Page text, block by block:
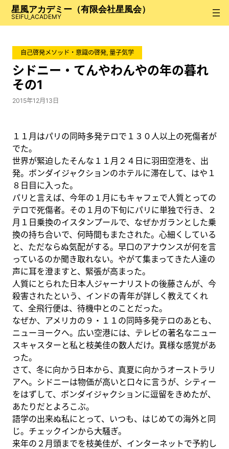
星風アカデミー（有限会社星風会）
SEIFU_ACADEMY
自己啓発メソッド・意識の啓発, 量子気学
シドニー・てんやわんやの年の暮れ
その1
2015年12月13日
１１月はパリの同時多発テロで１３０人以上の死傷者が
でた。
世界が緊迫したそんな１１月２４日に羽田空港を、出
発。ボンダイジャクションのホテルに滞在して、はや１
８日目に入った。
パリと言えば、今年の１月にもキャフェで人質とっての
テロで死傷者。その１月の下旬にパリに単独で行き、２
月１日乗換のイスタンプールで、なぜかガランとした乗
換の持ち合いで、何時間もまたされた。心細くしている
と、ただならぬ気配がする。早口のアナウンスが何を言
っているのか聞き取れない。やがて集まってきた人達の
声に耳を澄ますと、緊張が高まった。
人質にとられた日本人ジャーナリストの後藤さんが、今
殺害されたという、インドの青年が詳しく教えてくれ
て、全飛行便は、待機中とのことだった。
なぜか、アメリカの９・１１の同時多発テロのあとも、
ニューヨークへ。広い空港には、テレビの著名なニュー
スキャスターと私と枝美佳の数人だけ。異様な感覚があ
った。
さて、冬に向かう日本から、真夏に向かうオーストラリ
アへ。シドニーは物価が高いと口々に言うが、シティー
をはずして、ボンダイジャクションに逗留をきめたが、
あたりだとよろこぶ。
語学の出来ぬ私にとって、いつも、はじめての海外と同
じ。チェックインから大騒ぎ。
来年の２月頭までを枝美佳が、インターネットで予約し